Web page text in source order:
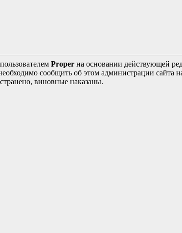
Proper на основании действующей
сообщить об этом администрации сайта
виновные наказаны.